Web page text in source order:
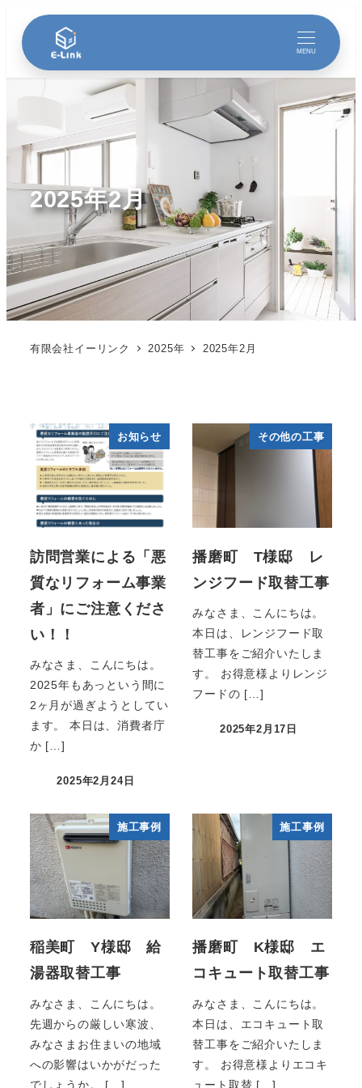
MENU
2025年2月
有限会社イーリンク 2025年 2025年2月
お知らせ
訪問営業による「悪
質なリフォーム事業
者」にご注意くださ
い！！
みなさま、こんにちは。
2025年もあっという間に
2ヶ月が過ぎようとしてい
ます。 本日は、消費者庁
か […]
2025年2月24日
その他の工事
播磨町 T様邸 レ
ンジフード取替工事
みなさま、こんにちは。
本日は、レンジフード取
替工事をご紹介いたしま
す。 お得意様よりレンジ
フードの […]
2025年2月17日
施工事例
稲美町 Y様邸 給
湯器取替工事
みなさま、こんにちは。
先週からの厳しい寒波、
みなさまお住まいの地域
への影響はいかがだった
でしょうか。 […]
施工事例
播磨町 K様邸 エ
コキュート取替工事
みなさま、こんにちは。
本日は、エコキュート取
替工事をご紹介いたしま
す。 お得意様よりエコキ
ュート取替 […]